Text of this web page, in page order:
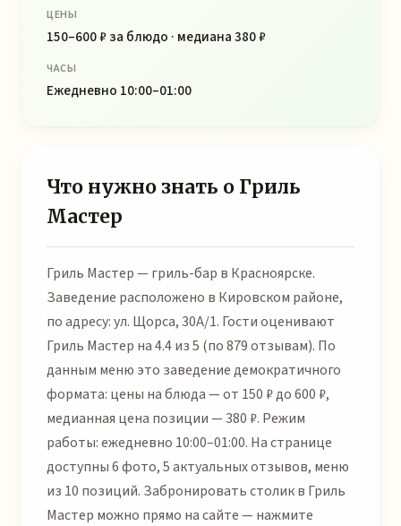
ЦЕНЫ
150–600 ₽ за блюдо · медиана 380 ₽
ЧАСЫ
Ежедневно 10:00–01:00
Что нужно знать о Гриль
Мастер
Гриль Мастер — гриль-бар в Красноярске.
Заведение расположено в Кировском районе,
по адресу: ул. Щорса, 30А/1. Гости оценивают
Гриль Мастер на 4.4 из 5 (по 879 отзывам). По
данным меню это заведение демократичного
формата: цены на блюда — от 150 ₽ до 600 ₽,
медианная цена позиции — 380 ₽. Режим
работы: ежедневно 10:00–01:00. На странице
доступны 6 фото, 5 актуальных отзывов, меню
из 10 позиций. Забронировать столик в Гриль
Мастер можно прямо на сайте — нажмите